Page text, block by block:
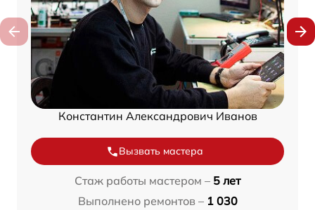
Константин Александрович Иванов
Вызвать мастера
Стаж работы мастером – 5 лет
Выполнено ремонтов – 1 030